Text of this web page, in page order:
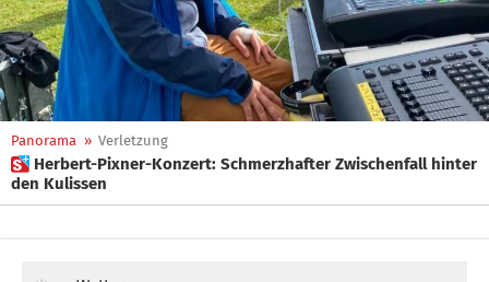
Panorama » Verletzung
 Herbert-Pixner-Konzert: Schmerzhafter Zwischenfall hinter
den Kulissen